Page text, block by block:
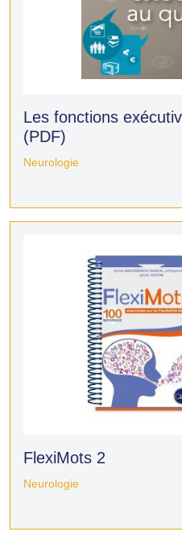
Les fonctions
(PDF)
Neurologie
FlexiMots 2
Neurologie